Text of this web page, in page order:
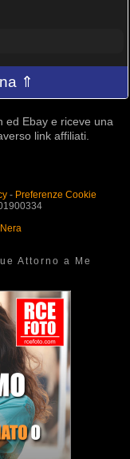
⇑
ed Ebay e riceve una
link affiliati.
- Preferenze Cookie
Attorno a Me